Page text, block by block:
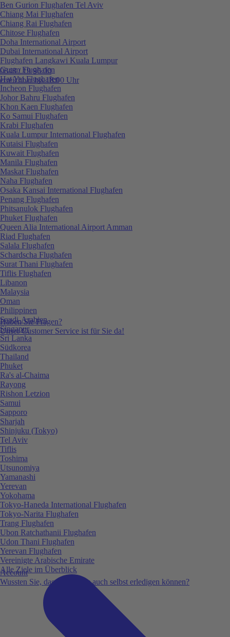
0848 / 19 96 00
erreichbar bis 18:00 Uhr
Haben Sie Fragen?
Unser Customer Service ist für Sie da!
Account
Wussten Sie, dass Sie vieles auch selbst erledigen können?
Ben Gurion Flughafen Tel Aviv
Chiang Mai Flughafen
Chiang Rai Flughafen
Chitose Flughafen
Doha International Airport
Dubai International Airport
Flughafen Langkawi Kuala Lumpur
Guam Flughafen
Hat Yai Flughafen
Incheon Flughafen
Johor Bahru Flughafen
Khon Kaen Flughafen
Ko Samui Flughafen
Krabi Flughafen
Kuala Lumpur International Flughafen
Kutaisi Flughafen
Kuwait Flughafen
Manila Flughafen
Maskat Flughafen
Naha Flughafen
Osaka Kansai International Flughafen
Penang Flughafen
Phitsanulok Flughafen
Phuket Flughafen
Queen Alia International Airport Amman
Riad Flughafen
Salala Flughafen
Schardscha Flughafen
Surat Thani Flughafen
Tiflis Flughafen
Libanon
Malaysia
Oman
Philippinen
Saudi-Arabien
Singapur
Sri Lanka
Südkorea
Thailand
Phuket
Ra's al-Chaima
Rayong
Rishon Letzion
Samui
Sapporo
Sharjah
Shinjuku (Tokyo)
Tel Aviv
Tiflis
Toshima
Utsunomiya
Yamanashi
Yerevan
Yokohama
Tokyo-Haneda International Flughafen
Tokyo-Narita Flughafen
Trang Flughafen
Ubon Ratchathanii Flughafen
Udon Thani Flughafen
Yerevan Flughafen
Vereinigte Arabische Emirate
Alle Ziele im Überblick